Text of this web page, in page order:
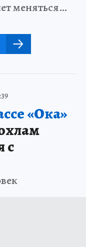
меняться…
«Ока»
с